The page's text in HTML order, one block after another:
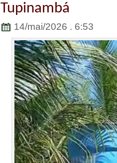
Tupinambá
14/mai/2026 . 6:53